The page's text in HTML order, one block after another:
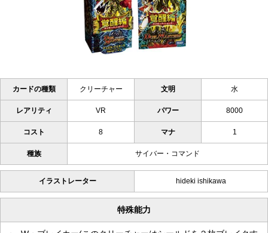
カードの種類 クリーチャー 文明 水
レアリティ VR パワー 8000
コスト 8 マナ 1
種族 サイバー・コマンド
イラストレーター hideki ishikawa
特殊能力